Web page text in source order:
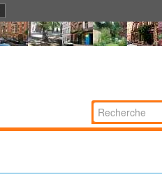
Chercher par
Recherche